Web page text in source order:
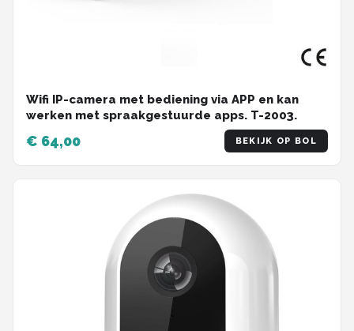
Wifi IP-camera met bediening via APP en kan
werken met spraakgestuurde apps. T-2003.
€ 64,00 BEKIJK OP BOL